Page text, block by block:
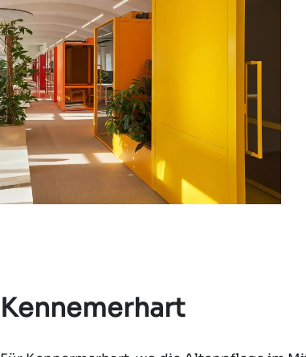
Kennemerhart